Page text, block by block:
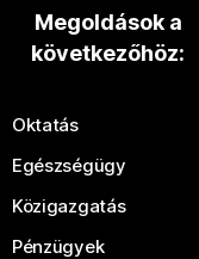
Megoldások a
következőhöz:
Oktatás
Egészségügy
Közigazgatás
Pénzügyek